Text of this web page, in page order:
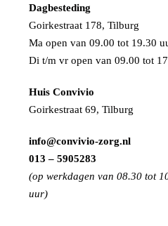
Dagbesteding
Goirkestraat 178, Tilburg
Ma open van 09.00 tot 19.30
Di t/m vr open van 09.00 tot
Huis Convivio
Goirkestraat 69, Tilburg
info@convivio-zorg.nl
013 – 5905283
(op werkdagen van 08.30 tot
uur)